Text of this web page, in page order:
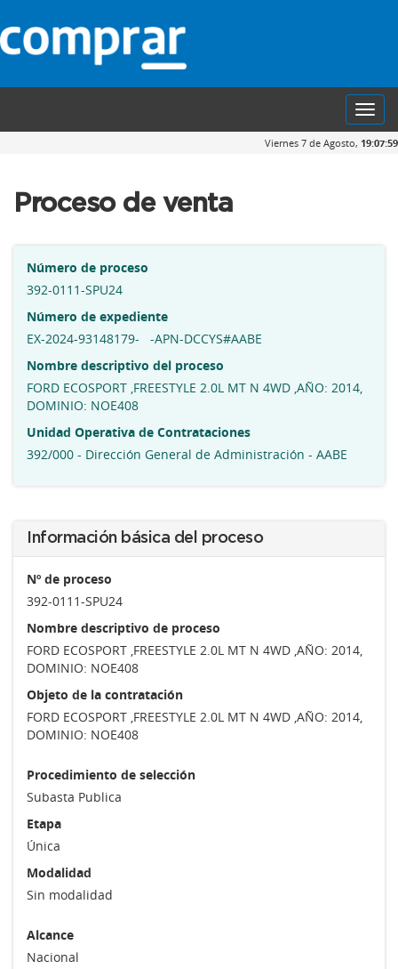
Viernes 7 de Agosto, 19:08:00
Proceso de venta
Número de proceso
392-0111-SPU24
Número de expediente
EX-2024-93148179- -APN-DCCYS#AABE
Nombre descriptivo del proceso
FORD ECOSPORT ,FREESTYLE 2.0L MT N 4WD ,AÑO: 2014,
DOMINIO: NOE408
Unidad Operativa de Contrataciones
392/000 - Dirección General de Administración - AABE
Información básica del proceso
Nº de proceso
392-0111-SPU24
Nombre descriptivo de proceso
FORD ECOSPORT ,FREESTYLE 2.0L MT N 4WD ,AÑO: 2014,
DOMINIO: NOE408
Objeto de la contratación
FORD ECOSPORT ,FREESTYLE 2.0L MT N 4WD ,AÑO: 2014,
DOMINIO: NOE408
Procedimiento de selección
Subasta Publica
Etapa
Única
Modalidad
Sin modalidad
Alcance
Nacional